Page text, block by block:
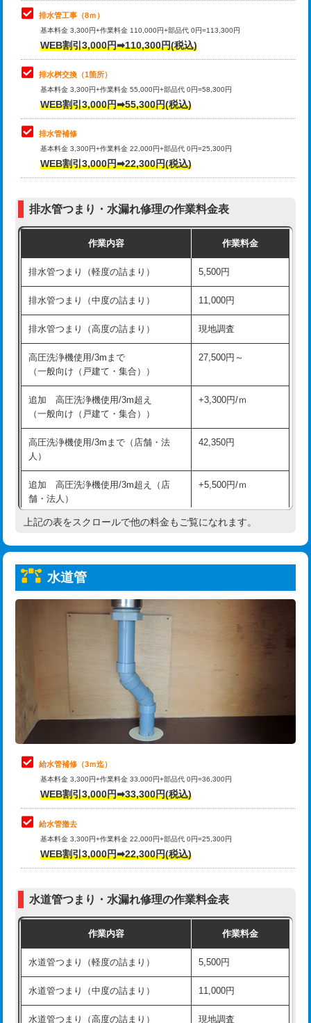
マス交換（深さ50㎝未満）
マス交換（深さ50㎝以上）
コンクリート斫り（厚さ10㎝まで）
コンクリート斫り（厚さ10㎝超え）
モルタル補修（厚さ10㎝まで）
モルタル補修（厚さ10㎝超え）
追加人工 16,500円
現場見積
※給水管工事は20mmまでの価格です。
その他部品の脱着
交換・取付（タンク）
交換・取付(単水栓（壁付・デッキ
式）)
交換・取付(混合水栓（壁付・デッキ
式・ワンホール）)
16,500円+材料費
交換・取付(排水栓・排水トラップ
交換・取付（その他部品） 11,000円+材料費
持込商品取付（単水栓） 13,200円
持込商品取付（混合水栓） 16,500円
持込商品取付（浄水器・分岐水栓） 16,500円
給水管工事※（ホール加工) 16,500円
給水管工事※（バンド止め) 3,300円
給水管工事※（支持金具設置)
給水管工事※（保温材使用（バンド止
め込み）)
5,500円
給水管工事※（土の掘削・埋め戻し作
業)
11,000円
給水管工事※（塩ビ管（VP・HI）使
用/3ｍまで)
33,000円
給水管工事※（塩ビ管（VP・HI）使
+8,800円
給水管工事※（ライニング鋼管・銅
管・ポリ管・HT管使用/3ｍまで)
給水管工事※（ライニング鋼管・銅
管・ポリ管・HT管使用/3ｍ超え)
排水管工事（土の掘削・埋め戻し作
11,000円~
排水管工事（排水管工事/3ｍまで） 55,000円
排水管工事（追加 排水管工事/3ｍ超
マス交換（土の掘削・埋め戻し作業）
マス交換（深さ50㎝未満）
マス交換（深さ50㎝以上）
コンクリート斫り（厚さ10㎝まで）
モルタル補修（厚さ10㎝超え） 38,500円
洗面台設置 38,500円
化粧台設置 22,000円
排水管工事（8ｍ）
基本料金 3,300円+作業料金 110,000円+部品代 0円=113,300円
WEB割引3,000円➡110,300円(税込)
排水桝交換（1箇所）
基本料金 3,300円+作業料金 55,000円+部品代 0円=58,300円
WEB割引3,000円➡55,300円(税込)
排水管補修
基本料金 3,300円+作業料金 22,000円+部品代 0円=25,300円
WEB割引3,000円➡22,300円(税込)
排水管つまり・水漏れ修理の作業料金表
作業内容 作業料金
排水管つまり（軽度の詰まり） 5,500円
排水管つまり（中度の詰まり） 11,000円
排水管つまり（高度の詰まり） 現地調査
高圧洗浄機使用/3mまで
（一般向け（戸建て・集合））
27,500円～
追加 高圧洗浄機使用/3m超え
（一般向け（戸建て・集合））
+3,300円/ｍ
高圧洗浄機使用/3mまで（店舗・法
人）
42,350円
追加 高圧洗浄機使用/3m超え（店
舗・法人）
+5,500円/ｍ
高度高圧洗浄換 現地調査
トーラー機使用/3mまで
追加トーラー機使用/3m超え
33,000円
8,800円
止水・漏水調査・防水処理・清掃・修
理・調整・分解・加工など（軽作業）
11,000円
止水・漏水調査・防水処理・清掃・修
理・調整・分解・加工など（中作業）
止水・漏水調査・防水処理・清掃・修
理・調整・分解・加工など（重作業）
33,000円
その他部品の脱着
交換・取付（タンク）
式）)
式・ワンホール）)
交換・取付(排水栓・排水トラップ
22,000円+材料費
上記の表をスクロールで他の料金もご覧になれます。
水道管
給水管補修（3ｍ迄）
基本料金 3,300円+作業料金 33,000円+部品代 0円=36,300円
WEB割引3,000円➡33,300円(税込)
給水管撤去
基本料金 3,300円+作業料金 22,000円+部品代 0円=25,300円
WEB割引3,000円➡22,300円(税込)
水道管つまり・水漏れ修理の作業料金表
作業内容 作業料金
水道管つまり（軽度の詰まり） 5,500円
水道管つまり（中度の詰まり） 11,000円
水道管つまり（高度の詰まり） 現地調査